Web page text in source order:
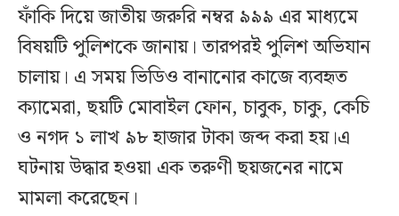
ফাঁকি দিয়ে জাতীয় জরুরি নম্বর ৯৯৯ এর মাধ্যমে
বিষয়টি পুলিশকে জানায়। তারপরই পুলিশ অভিযান
চালায়। এ সময় ভিডিও বানানোর কাজে ব্যবহৃত
ক্যামেরা, ছয়টি মোবাইল ফোন, চাবুক, চাকু, কেচি
ও নগদ ১ লাখ ৯৮ হাজার টাকা জব্দ করা হয়।এ
ঘটনায় উদ্ধার হওয়া এক তরুণী ছয়জনের নামে
মামলা করেছেন।